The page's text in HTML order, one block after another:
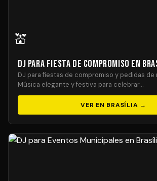
💒
DJ para Fiesta de Compromiso en
DJ para fiestas de compromiso y pedidas de
Música elegante y festiva para celebrar…
VER EN BRASÍLIA →